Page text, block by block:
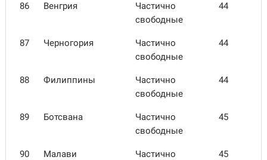
86 Венгрия
Частично
свободные
44
87 Черно­гория
Частично
свободные
44
88 Филип­пины
Частично
свободные
44
89 Ботсвана
Частично
свободные
45
90 Малави
Частично
45